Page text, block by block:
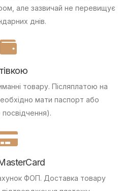
але зазвичай не перевищує
днів.
товару. Післяплатою на
мати паспорт або
посвідчення).
ФОП. Доставка товару